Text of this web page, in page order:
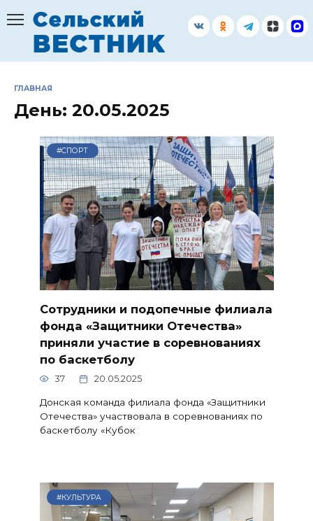
содержанию
ГЛАВНАЯ
День: 20.05.2025
#СПОРТ
Сотрудники и подопечные филиала
фонда «Защитники Отечества»
приняли участие в соревнованиях
по баскетболу
37 20.05.2025
Донская команда филиала фонда «Защитники
Отечества» участвовала в соревнованиях по
баскетболу «Кубок
#КУЛЬТУРА